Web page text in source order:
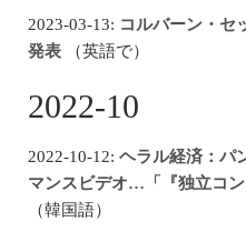
2023-03-13: コルバーン・セ
発表 （英語で）
2022-10
2022-10-12: ヘラル経済：パ
マンスビデオ…「『独立コン
（韓国語）